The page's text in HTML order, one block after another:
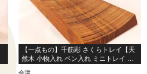
【一点もの】千筋彫 さくらトレイ【天
然木 小物入れ ペン入れ ミニトレイ ギ
会津